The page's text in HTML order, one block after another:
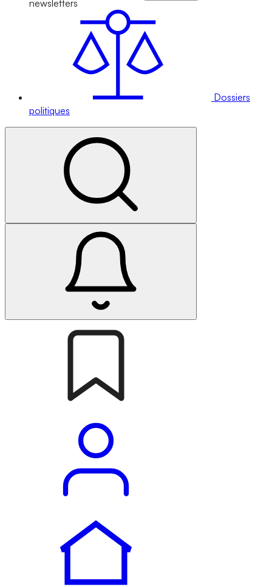
newsletters
Dossiers
politiques